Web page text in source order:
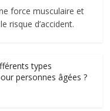
force musculaire et
risque d’accident.
types
personnes âgées ?